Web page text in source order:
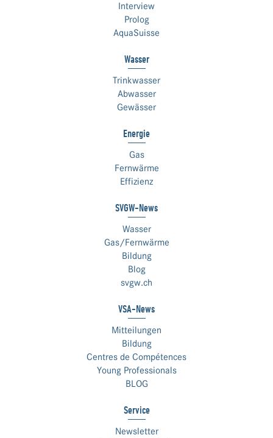
Interview
Prolog
AquaSuisse
Wasser
Trinkwasser
Abwasser
Gewässer
Energie
Gas
Fernwärme
Effizienz
SVGW-News
Wasser
Gas/Fernwärme
Bildung
Blog
svgw.ch
VSA-News
Mitteilungen
Bildung
Centres de Compétences
Young Professionals
BLOG
Service
Newsletter